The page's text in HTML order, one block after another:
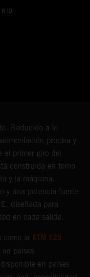
Reducido a lo
precisa y
el primer giro del
construida en torno
y la máquina.
y una potencia fuerte
diseñada para
en cada salida.
como la KTM 125
países
en países